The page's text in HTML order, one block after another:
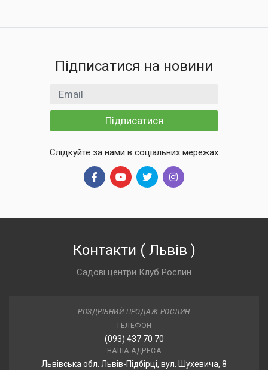
Підписатися на новини
Email
Підписатися
Слідкуйте за нами в соціальних мережах
Контакти ( Львів )
Садові центри Клуб Рослин
РОЗДРІБНИЙ ПРОДАЖ РОСЛИН
ТЕЛЕФОН
(093) 437 70 70
НАША АДРЕСА
Львівська обл. Львів-Підбірці, вул. Шухевича, 8